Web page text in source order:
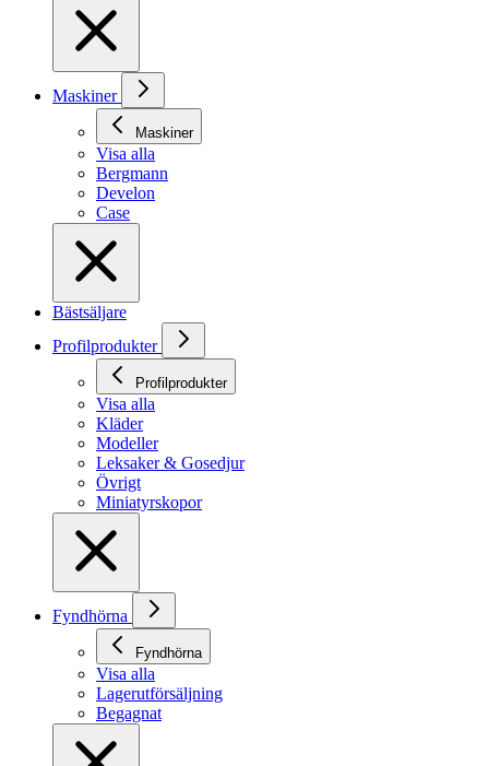
Maskiner
Maskiner
Visa alla
Bergmann
Develon
Case
Bästsäljare
Profilprodukter
Profilprodukter
Visa alla
Kläder
Modeller
Leksaker & Gosedjur
Övrigt
Miniatyrskopor
Fyndhörna
Fyndhörna
Visa alla
Lagerutförsäljning
Begagnat